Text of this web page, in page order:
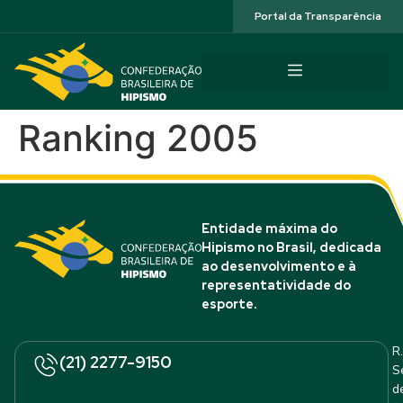
Portal da Transparência
Ranking 2005
Entidade máxima do
Hipismo no Brasil, dedicada
ao desenvolvimento e à
representatividade do
esporte.
(21) 2277-9150
R.